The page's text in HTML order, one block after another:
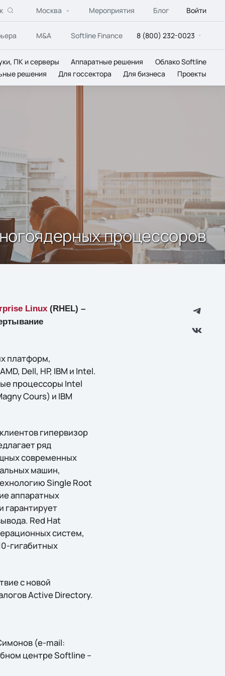
Москва Мероприятия Блог Войти
M&A Softline Finance 8 (800) 232-0023
ПК и серверы Аппаратные решения
Облако Softline
решения Для госсектора Для бизнеса Проекты
процессоров
Linux(RHEL) –
платформ,
Dell, HP, IBM и Intel.
процессоры Intel
Cours) и IBM
гипервизор
ряд
современных
машин,
Single Root
аппаратных
гарантирует
Red Hat
систем,
гигабитных
с новой
Active Directory.
(e-mail:
центре Softline –